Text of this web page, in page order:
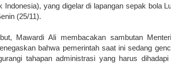
Indonesia), yang digelar di lapangan sepak bola
(25/11).
Mawardi Ali membacakan sambutan
bahwa pemerintah saat ini sedang
tahapan administrasi yang harus